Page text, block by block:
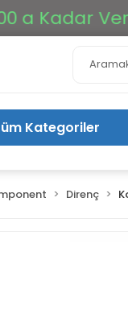
Kategoriler
Direnç